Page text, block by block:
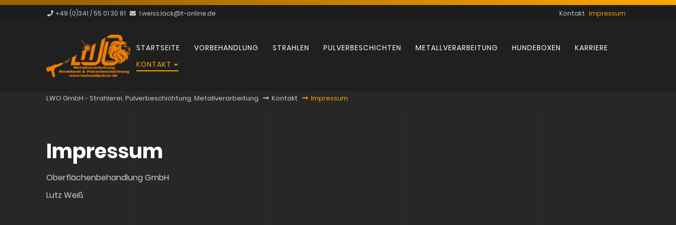
+49 (0)341 / 55 01 30 81 l.weiss.lack@t-online.de
Navigation
Kontakt Impressum
Navigation
überspringen
STARTSEITE VORBEHANDLUNG STRAHLEN PULVERBESCHICHTEN METALLVERARBEITUNG HUNDEBOXEN
KARRIERE
KONTAKT
LWO GmbH - Strahlerei, Pulverbeschichtung, Metallverarbeitung Kontakt Impressum
Impressum
Oberflächenbehandlung GmbH
Lutz Weiß